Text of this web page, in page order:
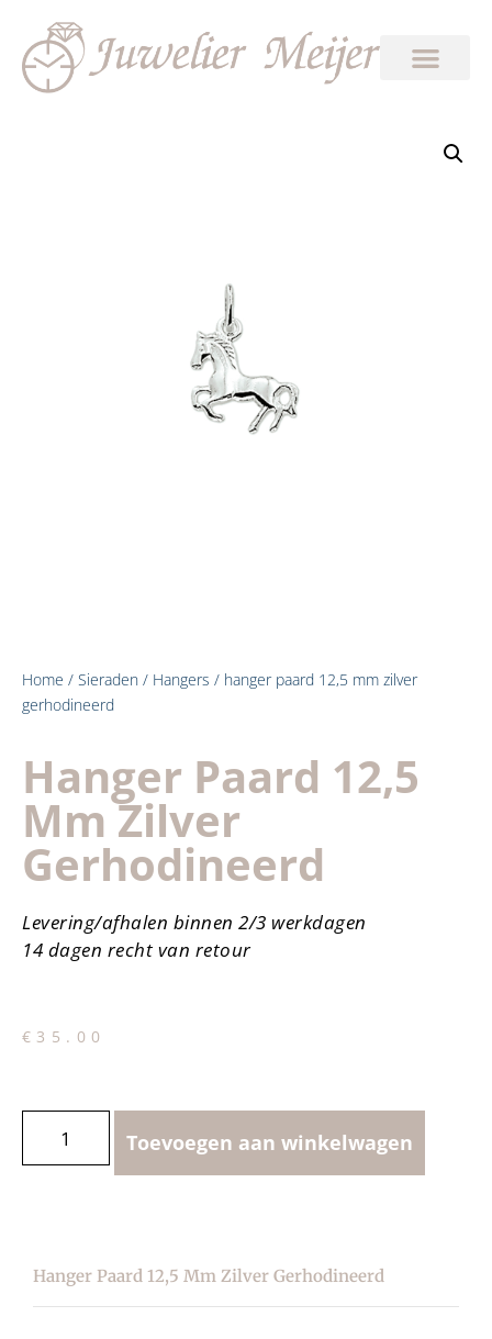
Home / Sieraden / Hangers / hanger paard 12,5 mm zilver
gerhodineerd
Hanger Paard 12,5
Mm Zilver
Gerhodineerd
Levering/afhalen binnen 2/3 werkdagen
14 dagen recht van retour
€ 35.00
Toevoegen aan winkelwagen
Hanger Paard 12,5 Mm Zilver Gerhodineerd